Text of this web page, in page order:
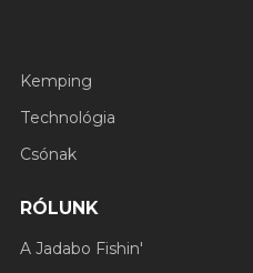
Kemping
Technológia
Csónak
RÓLUNK
A Jadabo Fishin'